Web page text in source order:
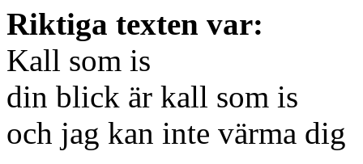
Riktiga texten var:
Kall som is
din blick är kall som is
och jag kan inte värma dig